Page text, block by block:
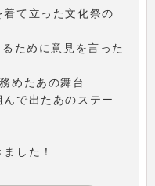
て立った文化祭の
ために意見を言った
めたあの舞台
で出たあのステー
した！